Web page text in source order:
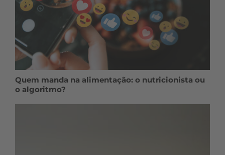
Quem manda na alimentação: o nutricionista ou
o algoritmo?